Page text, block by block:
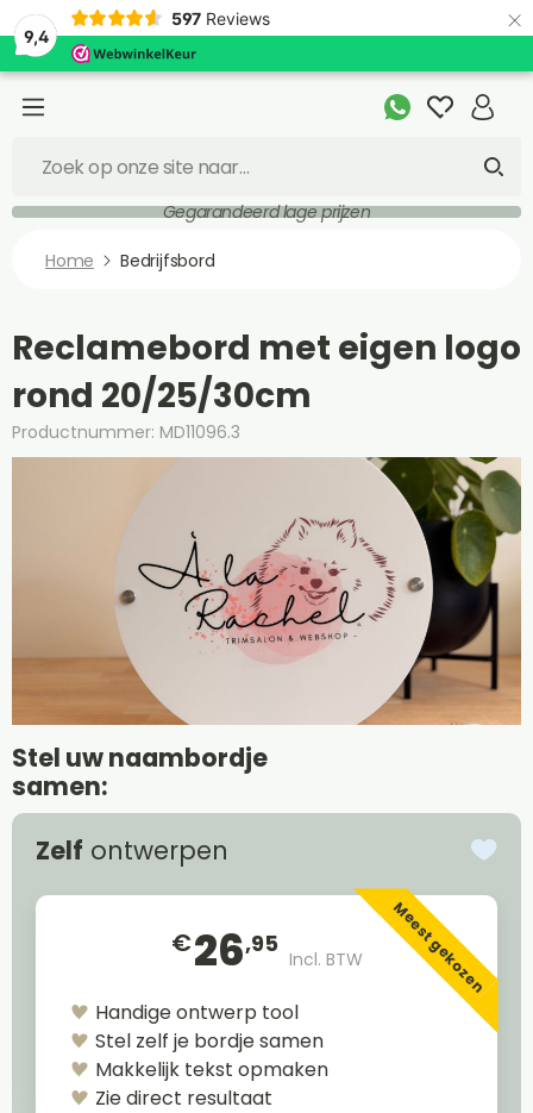
9,4
597 Reviews ×
Gegarandeerd lage prijzen
Home Bedrijfsbord
Reclamebord met eigen logo
rond 20/25/30cm
Productnummer: MD11096.3
Stel uw naambordje
samen:
Zelf ontwerpen
€26,95
Incl. BTW Meest gekozen
Handige ontwerp tool
Stel zelf je bordje samen
Makkelijk tekst opmaken
Zie direct resultaat